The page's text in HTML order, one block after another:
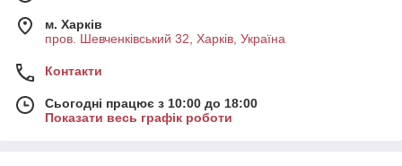
м. Харків
пров. Шевченківський 32, Харків, Україна
Контакти
Сьогодні працює з 10:00 до 18:00
Показати весь графік роботи